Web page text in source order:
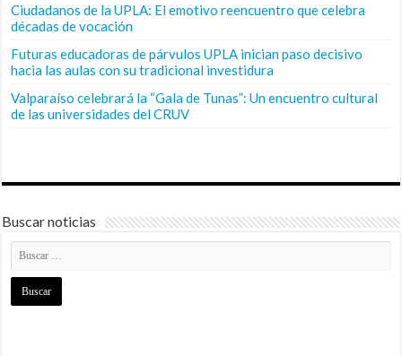
Ciudadanos de la UPLA: El emotivo reencuentro que celebra
décadas de vocación
Futuras educadoras de párvulos UPLA inician paso decisivo
hacia las aulas con su tradicional investidura
Valparaíso celebrará la “Gala de Tunas”: Un encuentro cultural
de las universidades del CRUV
Buscar noticias